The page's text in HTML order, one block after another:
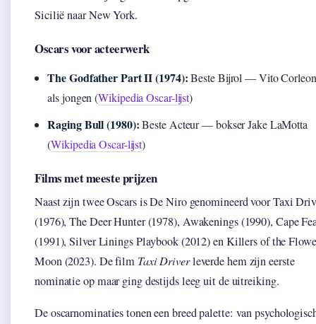
Sicilië naar New York.
Oscars voor acteerwerk
The Godfather Part II (1974):Beste Bijrol — Vito
als jongen (Wikipedia Oscar-lijst)
Raging Bull (1980):Beste Acteur — bokser Jake LaMotta
(Wikipedia Oscar-lijst)
Films met meeste prijzen
Naast zijn twee Oscars is De Niro genomineerd voor Taxi
(1976), The Deer Hunter (1978), Awakenings (1990), Cape
(1991), Silver Linings Playbook (2012) en Killers of the
Moon (2023). De film Taxi Driverleverde hem zijn eerste
nominatie op maar ging destijds leeg uit de uitreiking.
De oscarnominaties tonen een breed palette: van